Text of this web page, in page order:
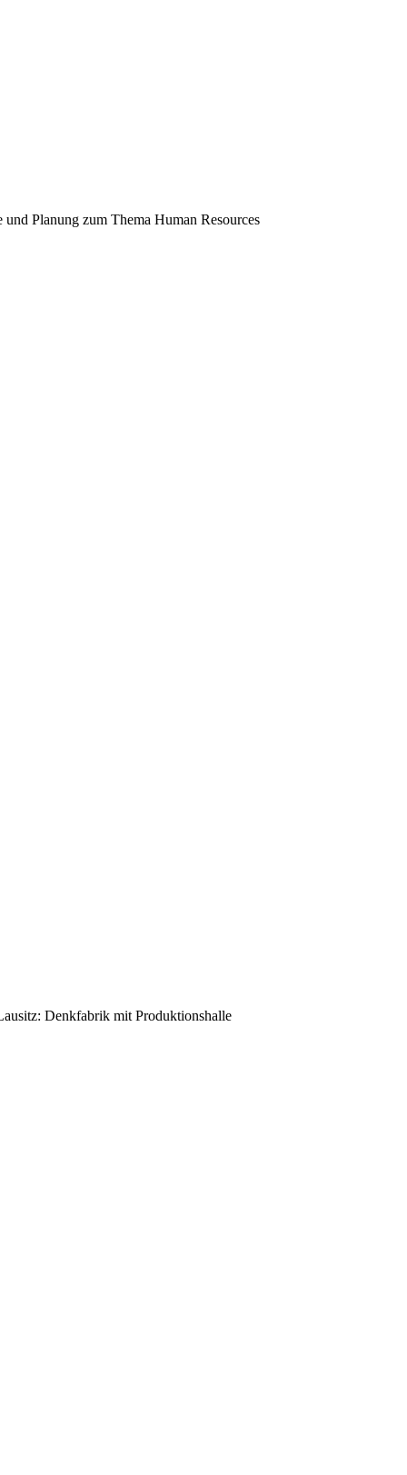
und Planung zum Thema Human Resources
Denkfabrik mit Produktionshalle